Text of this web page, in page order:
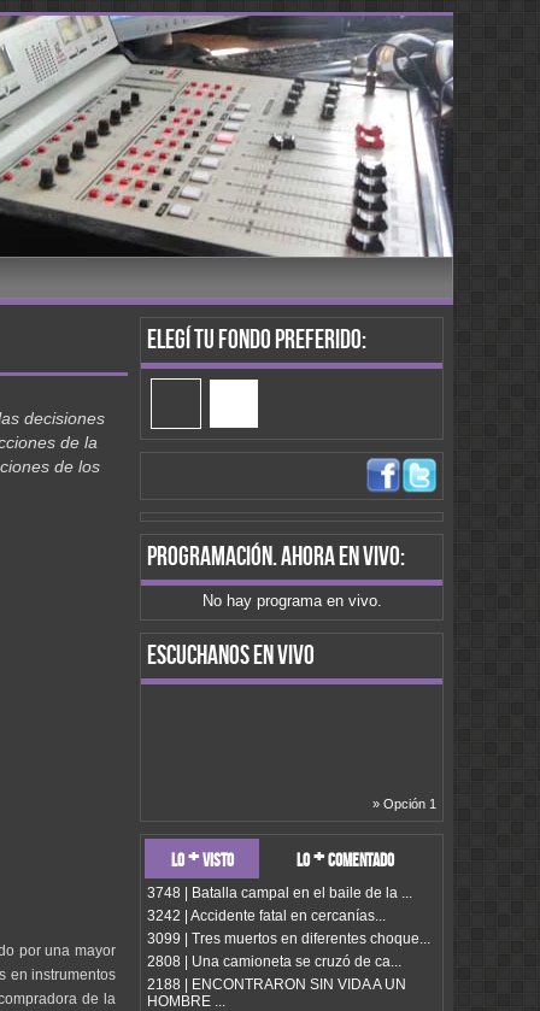
decisiones
de la
de los
por una mayor
en instrumentos
de la
Elegí tu fondo preferido:
programación. ahora en vivo:
No hay programa en vivo.
escuchanos en vivo
» Opción 1
lo + visto lo + comentado
3748 | Batalla campal en el baile de la ...
3242 | Accidente fatal en cercanías...
3099 | Tres muertos en diferentes choque...
2808 | Una camioneta se cruzó de ca...
2188 | ENCONTRARON SIN VIDA A UN
HOMBRE ...